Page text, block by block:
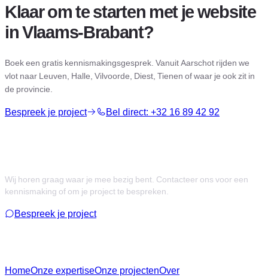
Klaar om te starten met je website
in Vlaams-Brabant?
Boek een gratis kennismakingsgesprek. Vanuit Aarschot rijden we
vlot naar Leuven, Halle, Vilvoorde, Diest, Tienen of waar je ook zit in
de provincie.
Bespreek je project Bel direct: +32 16 89 42 92
Wij horen graag waar je mee bezig bent. Contacteer ons voor een
kennismaking of om je project te bespreken.
Bespreek je project
HomeOnze expertiseOnze projectenOver